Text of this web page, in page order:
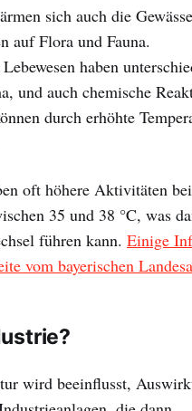
sich auch die
auf Flora und Fauna.
haben
und auch chemische
durch erhöhte
oft höhere Aktivitäten bei
35 und 38 °C, was
führen kann. Einige
vom bayerischen
wird beeinflusst,